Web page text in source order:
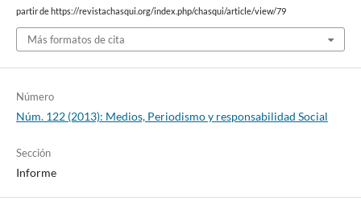
partir de https://revistachasqui.org/index.php/chasqui/article/view/79
Más formatos de cita
Número
Núm. 122 (2013): Medios, Periodismo y responsabilidad Social
Sección
Informe